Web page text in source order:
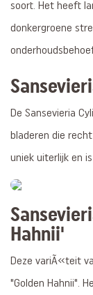
soort. Het heeft
donkergroene
De Sansevieria
bladeren die
uniek uiterlijk en
Hahnii'
Deze variÃ«teit
"Golden Hahnii".